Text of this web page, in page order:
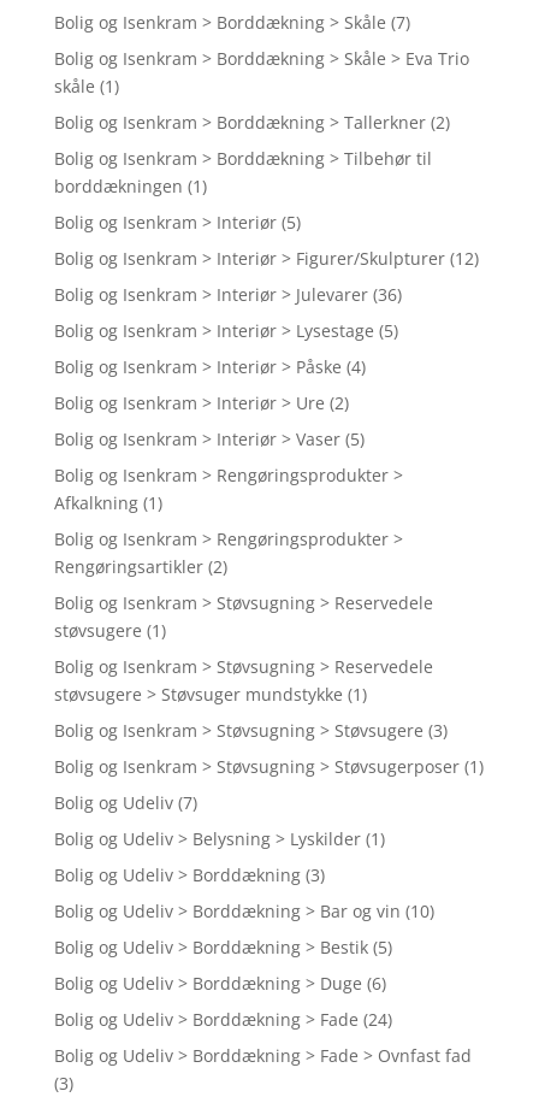
Bolig og Isenkram > Borddækning > Skåle (7)
Bolig og Isenkram > Borddækning > Skåle > Eva Trio
skåle (1)
Bolig og Isenkram > Borddækning > Tallerkner (2)
Bolig og Isenkram > Borddækning > Tilbehør til
borddækningen (1)
Bolig og Isenkram > Interiør (5)
Bolig og Isenkram > Interiør > Figurer/Skulpturer (12)
Bolig og Isenkram > Interiør > Julevarer (36)
Bolig og Isenkram > Interiør > Lysestage (5)
Bolig og Isenkram > Interiør > Påske (4)
Bolig og Isenkram > Interiør > Ure (2)
Bolig og Isenkram > Interiør > Vaser (5)
Bolig og Isenkram > Rengøringsprodukter >
Afkalkning (1)
Bolig og Isenkram > Rengøringsprodukter >
Rengøringsartikler (2)
Bolig og Isenkram > Støvsugning > Reservedele
støvsugere (1)
Bolig og Isenkram > Støvsugning > Reservedele
støvsugere > Støvsuger mundstykke (1)
Bolig og Isenkram > Støvsugning > Støvsugere (3)
Bolig og Isenkram > Støvsugning > Støvsugerposer (1)
Bolig og Udeliv (7)
Bolig og Udeliv > Belysning > Lyskilder (1)
Bolig og Udeliv > Borddækning (3)
Bolig og Udeliv > Borddækning > Bar og vin (10)
Bolig og Udeliv > Borddækning > Bestik (5)
Bolig og Udeliv > Borddækning > Duge (6)
Bolig og Udeliv > Borddækning > Fade (24)
Bolig og Udeliv > Borddækning > Fade > Ovnfast fad
(3)